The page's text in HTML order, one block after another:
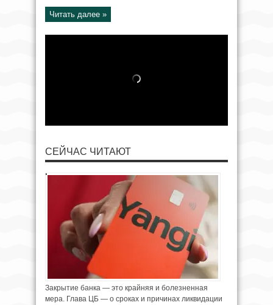
Читать далее »
СЕЙЧАС ЧИТАЮТ
Закрытие банка — это крайняя и болезненная
мера. Глава ЦБ — о сроках и причинах ликвидации